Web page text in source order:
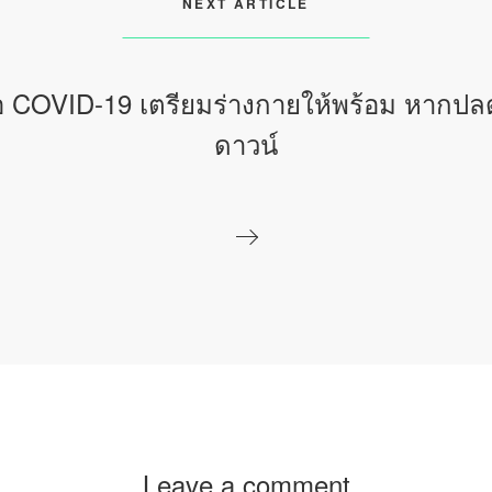
COVID-19 เตรียมร่างกายให้พร้อม หากป
ดาวน์
Leave a comment